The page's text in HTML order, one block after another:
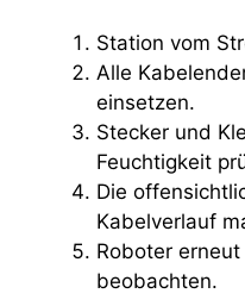
Station vom
Alle
einsetzen.
Stecker und
Feuchtigkeit
Die
Kabelverlauf
Roboter
beobachten.